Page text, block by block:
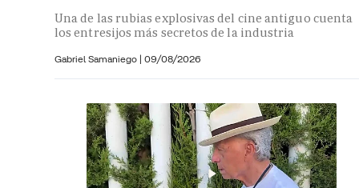
Una de las rubias explosivas del cine antiguo cuenta
los entresijos más secretos de la industria
Gabriel Samaniego | 09/08/2026